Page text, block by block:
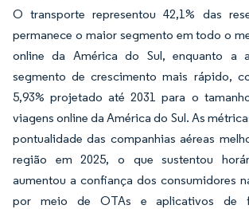
O transporte representou 42,1% das
permanece o maior segmento em todo o
online da América do Sul, enquanto a
segmento de crescimento mais rápido,
5,93% projetado até 2031 para o
viagens online da América do Sul. As
pontualidade das companhias aéreas
região em 2025, o que sustentou
aumentou a confiança dos consumidores
por meio de OTAs e aplicativos de